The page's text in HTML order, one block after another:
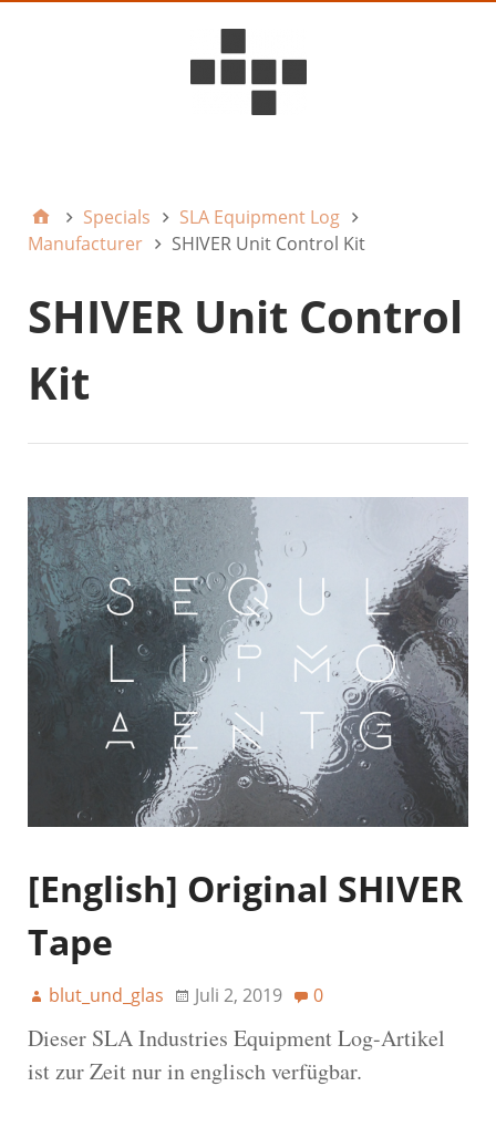
Specials
SLA Equipment Log
Manufacturer
SHIVER Unit Control Kit
SHIVER Unit Control
Kit
[English] Original SHIVER
Tape
blut_und_glas Juli 2, 2019 0
Dieser SLA Industries Equipment Log-Artikel
ist zur Zeit nur in englisch verfügbar.